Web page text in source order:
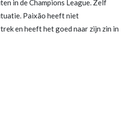
in de Champions League. Zelf
Paixão heeft niet
en heeft het goed naar zijn zin in